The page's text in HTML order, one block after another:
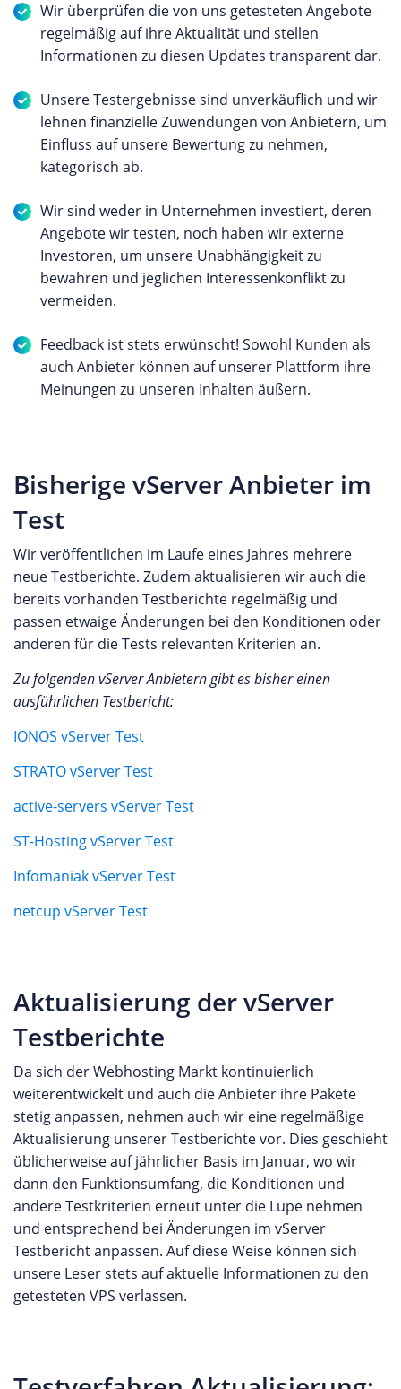
Wir überprüfen die von uns getesteten Angebote
regelmäßig auf ihre Aktualität und stellen
Informationen zu diesen Updates transparent dar.
Unsere Testergebnisse sind unverkäuflich und wir
lehnen finanzielle Zuwendungen von Anbietern, um
Einfluss auf unsere Bewertung zu nehmen,
kategorisch ab.
Wir sind weder in Unternehmen investiert, deren
Angebote wir testen, noch haben wir externe
Investoren, um unsere Unabhängigkeit zu
bewahren und jeglichen Interessenkonflikt zu
vermeiden.
Feedback ist stets erwünscht! Sowohl Kunden als
auch Anbieter können auf unserer Plattform ihre
Meinungen zu unseren Inhalten äußern.
Bisherige vServer Anbieter im
Test
Wir veröffentlichen im Laufe eines Jahres mehrere
neue Testberichte. Zudem aktualisieren wir auch die
bereits vorhanden Testberichte regelmäßig und
passen etwaige Änderungen bei den Konditionen oder
anderen für die Tests relevanten Kriterien an.
Zu folgenden vServer Anbietern gibt es bisher einen
ausführlichen Testbericht:
IONOS vServer Test
STRATO vServer Test
active-servers vServer Test
ST-Hosting vServer Test
Infomaniak vServer Test
netcup vServer Test
Aktualisierung der vServer
Testberichte
Da sich der Webhosting Markt kontinuierlich
weiterentwickelt und auch die Anbieter ihre Pakete
stetig anpassen, nehmen auch wir eine regelmäßige
Aktualisierung unserer Testberichte vor. Dies geschieht
üblicherweise auf jährlicher Basis im Januar, wo wir
dann den Funktionsumfang, die Konditionen und
andere Testkriterien erneut unter die Lupe nehmen
und entsprechend bei Änderungen im vServer
Testbericht anpassen. Auf diese Weise können sich
unsere Leser stets auf aktuelle Informationen zu den
getesteten VPS verlassen.